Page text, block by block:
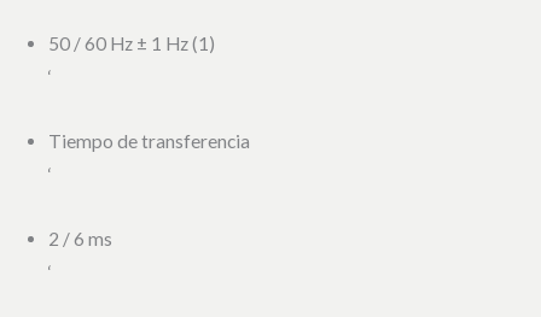
50 / 60 Hz ± 1 Hz (1)
‘
Tiempo de transferencia
‘
2 / 6 ms
‘